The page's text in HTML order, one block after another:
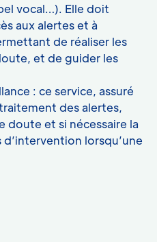
vocal…). Elle doit
aux alertes et à
de réaliser les
et de guider les
: ce service, assuré
des alertes,
doute et si nécessaire la
lorsqu’une